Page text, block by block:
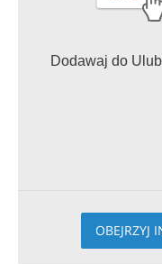
Dodawaj do
OBEJRZYJ